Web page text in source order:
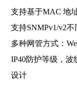
支持基于MAC 地
支持SNMPv1/v2
多种网管方式：
IP40防护等级，
设计